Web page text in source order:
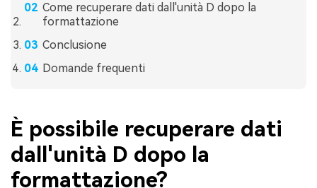
Come recuperare dati dall'unità D dopo la
formattazione
Conclusione
Domande frequenti
È possibile recuperare dati
dall'unità D dopo la
formattazione?